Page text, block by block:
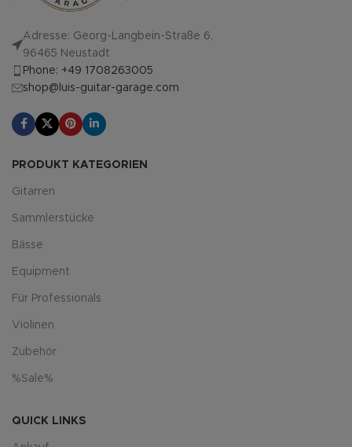
Adresse: Georg-Langbein-Straße 6,
96465 Neustadt
Phone: +49 1708263005
shop@luis-guitar-garage.com
PRODUKT KATEGORIEN
Gitarren
Sammlerstücke
Bässe
Equipment
Für Professionals
Violinen
Zubehör
%Sale%
QUICK LINKS